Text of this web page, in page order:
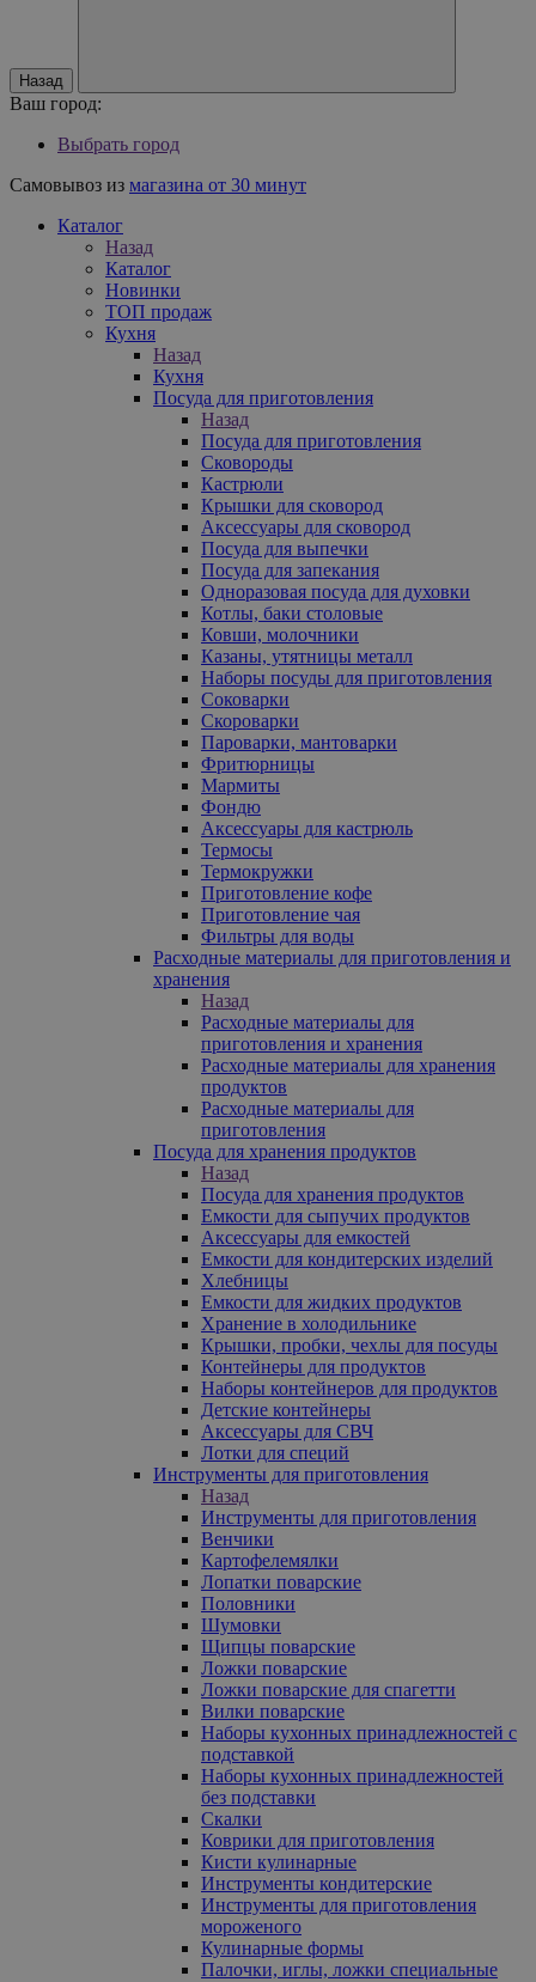
Назад
Ваш город:
Выбрать город
Самовывоз из магазина от 30 минут
Каталог
Назад
Каталог
Новинки
ТОП продаж
Кухня
Назад
Кухня
Посуда для приготовления
Назад
Посуда для приготовления
Сковороды
Кастрюли
Крышки для сковород
Аксессуары для сковород
Посуда для выпечки
Посуда для запекания
Одноразовая посуда для духовки
Котлы, баки столовые
Ковши, молочники
Казаны, утятницы металл
Наборы посуды для приготовления
Соковарки
Скороварки
Пароварки, мантоварки
Фритюрницы
Мармиты
Фондю
Аксессуары для кастрюль
Термосы
Термокружки
Приготовление кофе
Приготовление чая
Фильтры для воды
Расходные материалы для приготовления и
хранения
Назад
Расходные материалы для
приготовления и хранения
Расходные материалы для хранения
продуктов
Расходные материалы для
приготовления
Посуда для хранения продуктов
Назад
Посуда для хранения продуктов
Емкости для сыпучих продуктов
Аксессуары для емкостей
Емкости для кондитерских изделий
Хлебницы
Емкости для жидких продуктов
Хранение в холодильнике
Крышки, пробки, чехлы для посуды
Контейнеры для продуктов
Наборы контейнеров для продуктов
Детские контейнеры
Аксессуары для СВЧ
Лотки для специй
Инструменты для приготовления
Назад
Инструменты для приготовления
Венчики
Картофелемялки
Лопатки поварские
Половники
Шумовки
Щипцы поварские
Ложки поварские
Ложки поварские для спагетти
Вилки поварские
Наборы кухонных принадлежностей с
подставкой
Наборы кухонных принадлежностей
без подставки
Скалки
Коврики для приготовления
Кисти кулинарные
Инструменты кондитерские
Инструменты для приготовления
мороженого
Кулинарные формы
Палочки, иглы, ложки специальные